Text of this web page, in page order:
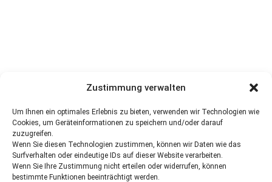
Zustimmung verwalten
Um Ihnen ein optimales Erlebnis zu bieten, verwenden wir Technologien wie
Cookies, um Geräteinformationen zu speichern und/oder darauf
zuzugreifen.
Wenn Sie diesen Technologien zustimmen, können wir Daten wie das
Surfverhalten oder eindeutige IDs auf dieser Website verarbeiten.
Wenn Sie Ihre Zustimmung nicht erteilen oder widerrufen, können
bestimmte Funktionen beeinträchtigt werden.